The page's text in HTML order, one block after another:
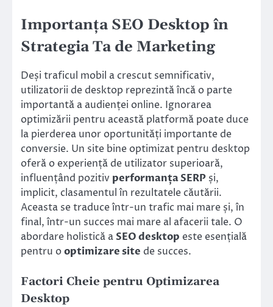
Importanța SEO Desktop în
Strategia Ta de Marketing
Deși traficul mobil a crescut semnificativ,
utilizatorii de desktop reprezintă încă o parte
importantă a audienței online. Ignorarea
optimizării pentru această platformă poate duce
la pierderea unor oportunități importante de
conversie. Un site bine optimizat pentru desktop
oferă o experiență de utilizator superioară,
influențând pozitiv performanța SERP și,
implicit, clasamentul în rezultatele căutării.
Aceasta se traduce într-un trafic mai mare și, în
final, într-un succes mai mare al afacerii tale. O
abordare holistică aSEO desktop este esențială
pentru ooptimizare site de succes.
Factori Cheie pentru Optimizarea
Desktop